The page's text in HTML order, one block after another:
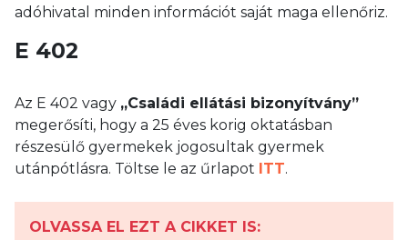
adóhivatal minden információt saját maga ellenőriz.
E 402
Az E 402 vagy „Családi ellátási bizonyítvány”
megerősíti, hogy a 25 éves korig oktatásban
részesülő gyermekek jogosultak gyermek
utánpótlásra. Töltse le az űrlapot ITT.
OLVASSA EL EZT A CIKKET IS: